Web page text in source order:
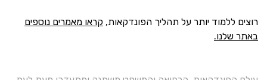
רוצים ללמוד יותר על תהליך הפונדקאות, קראו מאמרים נוספים
באתר שלנו.